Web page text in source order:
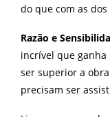
do que com as dos
Razão e
incrível que ganha
ser superior a
precisam ser